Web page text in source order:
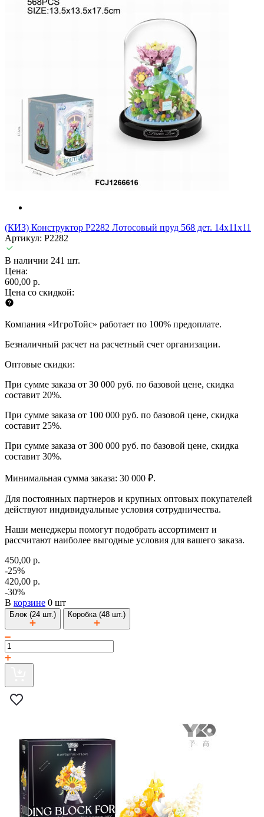
(КИЗ) Конструктор P2282 Лотосовый пруд 568 дет. 14x11x11
Артикул: P2282
В наличии 241 шт.
Цена:
600,00 р.
Цена со скидкой:
Компания «ИгроТойс» работает по 100% предоплате.
Безналичный расчет на расчетный счет организации.
Оптовые скидки:
При сумме заказа от 30 000 руб. по базовой цене, скидка
составит 20%.
При сумме заказа от 100 000 руб. по базовой цене, скидка
составит 25%.
При сумме заказа от 300 000 руб. по базовой цене, скидка
составит 30%.
Минимальная сумма заказа: 30 000 ₽.
Для постоянных партнеров и крупных оптовых покупателей
действуют индивидуальные условия сотрудничества.
Наши менеджеры помогут подобрать ассортимент и
рассчитают наиболее выгодные условия для вашего заказа.
450,00 р.
-25%
420,00 р.
-30%
В корзине 0 шт
Блок (24 шт.) Коробка (48 шт.)